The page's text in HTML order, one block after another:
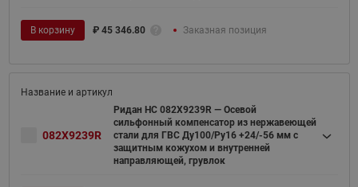
В корзину ₽ 45 346.80 Заказная позиция
082X9239R
Ридан НС 082X9239R — Осевой
сильфонный компенсатор из нержавеющей
стали для ГВС Ду100/Ру16 +24/-56 мм с
защитным кожухом и внутренней
направляющей, грувлок